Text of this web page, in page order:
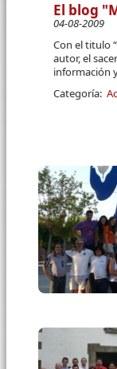
El blog
04-08-2009
Con el titulo
autor, el
información
Categoría: